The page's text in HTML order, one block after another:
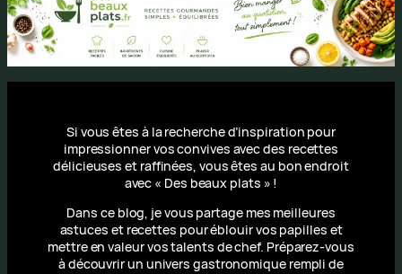
Si vous êtes à la recherche d’inspiration pour
impressionner vos convives avec des recettes
délicieuses et raffinées, vous êtes au bon endroit
avec « Des beaux plats » !
Dans ce blog, je vous partage mes meilleures
astuces et recettes pour éblouir vos papilles et
mettre en valeur vos talents de chef. Préparez-vous
à découvrir un univers gastronomique rempli de